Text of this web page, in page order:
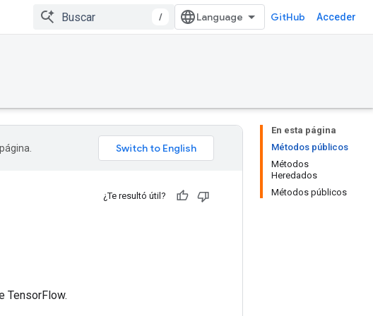
/ GitHub Acceder
En esta página
Métodos públicos
Métodos
Heredados
Métodos públicos
¿Te resultó útil?
TensorFlow.